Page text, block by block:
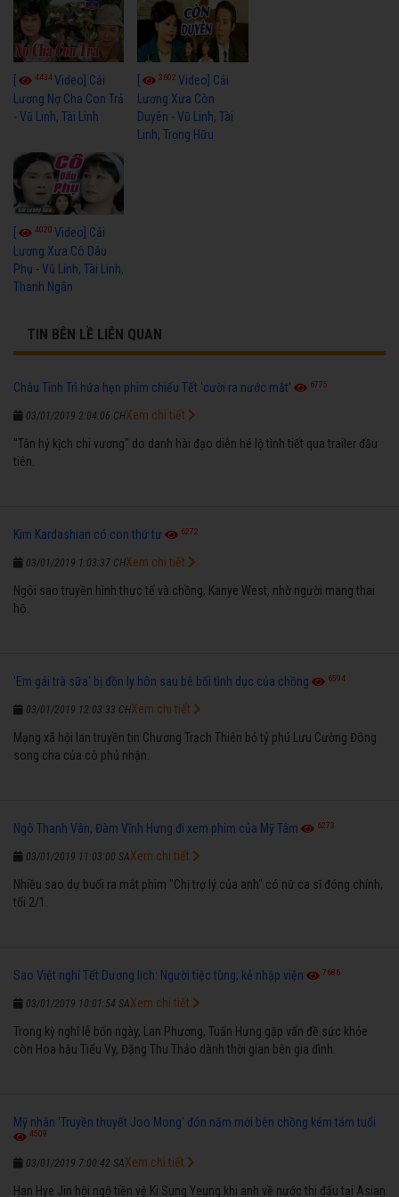
4434Video] Cải
Lương Nợ Cha Con Trả
- Vũ Linh, Tài Linh
3602Video] Cải
Lương Xưa Còn
Duyên - Vũ Linh, Tài
Linh, Trọng Hữu
[ 4020 Video] Cải
Lương Xưa Cô Dâu
Phụ - Vũ Linh, Tài Linh,
Thanh Ngân
TIN BÊN LỀ LIÊN QUAN
Châu Tinh Trì hứa hẹn phim chiếu Tết 'cười ra nước mắt' 6775
03/01/2019 2:04:06 CH
"Tân hỷ kịch chi vương" do danh hài đạo diễn hé lộ tình tiết qua trailer đầu
tiên.
Xem chi tiết
Kim Kardashian có con thứ tư 6272
03/01/2019 1:03:37 CH
Ngôi sao truyền hình thực tế và chồng, Kanye West, nhờ người mang thai
hộ.
Xem chi tiết
'Em gái trà sữa' bị đồn ly hôn sau bê bối tình dục của chồng 6594
03/01/2019 12:03:33 CH
Mạng xã hội lan truyền tin Chương Trạch Thiên bỏ tỷ phú Lưu Cường Đông
song cha của cô phủ nhận.
Xem chi tiết
Ngô Thanh Vân, Đàm Vĩnh Hưng đi xem phim của Mỹ Tâm 6273
03/01/2019 11:03:00 SA
Nhiều sao dự buổi ra mắt phim "Chị trợ lý của anh" có nữ ca sĩ đóng chính,
tối 2/1.
Xem chi tiết
Sao Việt nghỉ Tết Dương lịch: Người tiệc tùng, kẻ nhập viện 7686
03/01/2019 10:01:54 SA
Trong kỳ nghỉ lễ bốn ngày, Lan Phương, Tuấn Hưng gặp vấn đề sức khỏe
còn Hoa hậu Tiểu Vy, Đặng Thu Thảo dành thời gian bên gia đình.
Xem chi tiết
Mỹ nhân 'Truyền thuyết Joo Mong' đón năm mới bên chồng kém tám tuổi
4509
03/01/2019 7:00:42 SA
Han Hye Jin hội ngộ tiền vệ Ki Sung Yeung khi anh về nước thi đấu tại Asian
Xem chi tiết